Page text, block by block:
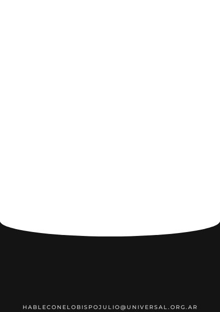
HABLECONELOBISPOJULIO@UNIVERSAL.ORG.AR